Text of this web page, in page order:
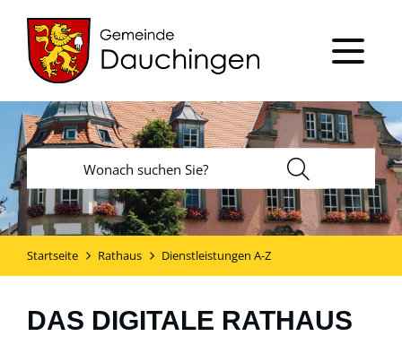
Startseite Rathaus Dienstleistungen A-Z
DAS DIGITALE RATHAUS